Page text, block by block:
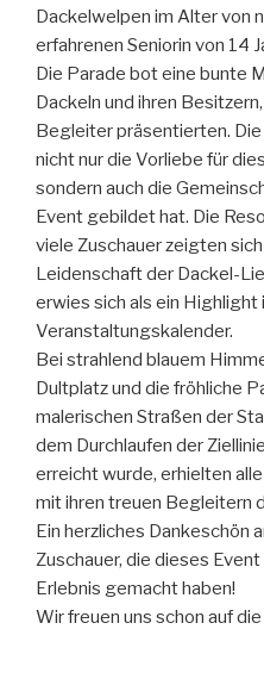
Dackelwelpen im Alter von
erfahrenen Seniorin von 14
Die Parade bot eine bunte
Dackeln und ihren
Begleiter präsentierten.
nicht nur die Vorliebe für
sondern auch die
Event gebildet hat. Die
viele Zuschauer zeigten
Leidenschaft der Dackel-
erwies sich als ein
Veranstaltungskalender.
Bei strahlend blauem
Dultplatz und die fröhliche
malerischen Straßen der
dem Durchlaufen der
erreicht wurde, erhielten
mit ihren treuen Begleitern
Ein herzliches Dankeschön
Zuschauer, die dieses
Erlebnis gemacht haben!
Wir freuen uns schon auf